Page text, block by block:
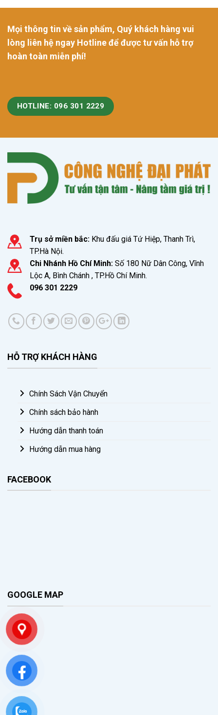
Mọi thông tin về sản phẩm, Quý khách hàng vui
lòng liên hệ ngay Hotline để được tư vấn hỗ trợ
hoàn toàn miễn phí!
HOTLINE: 096 301 2229
Trụ sở miền bắc: Khu đấu giá Tứ Hiệp, Thanh Trì,
TP.Hà Nội.
Chi Nhánh Hồ Chí Minh: Số 180 Nữ Dân Công, Vĩnh
Lộc A, Bình Chánh , TP.Hồ Chí Minh.
096 301 2229
HỖ TRỢ KHÁCH HÀNG
Chính Sách Vận Chuyển
Chính sách bảo hành
Hướng dẫn thanh toán
Hướng dẫn mua hàng
FACEBOOK
GOOGLE MAP